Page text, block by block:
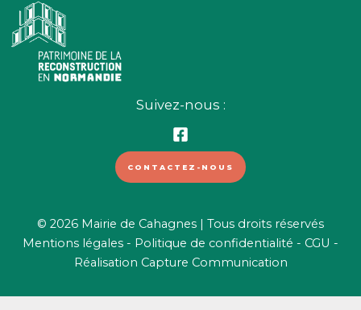
Suivez-nous :
CONTACTEZ-NOUS
© 2026 Mairie de Cahagnes | Tous droits réservés
Mentions légales - Politique de confidentialité - CGU -
Réalisation Capture Communication